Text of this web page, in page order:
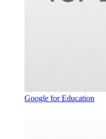
Google for Education